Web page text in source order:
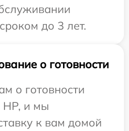
до 3 лет.
о готовности
о готовности
и мы
к вам домой